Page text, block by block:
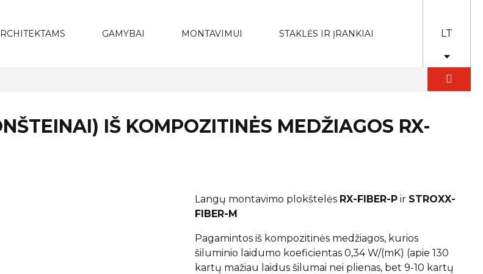
GAMYBAI MONTAVIMUI STAKLĖS IR ĮRANKIAI LT
IŠ KOMPOZITINĖS MEDŽIAGOS RX-
Langų montavimo plokštelės RX-FIBER-P ir STROXX-
FIBER-M
Pagamintos iš kompozitinės medžiagos, kurios
šiluminio laidumo koeficientas 0,34 W/(mK) (apie 130
kartų mažiau laidus šilumai nei plienas, bet 9-10 kartų